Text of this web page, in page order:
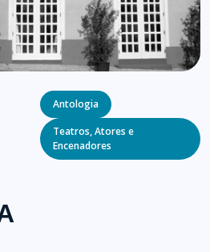
Categories
Antologia
Teatros, Atores e
Encenadores